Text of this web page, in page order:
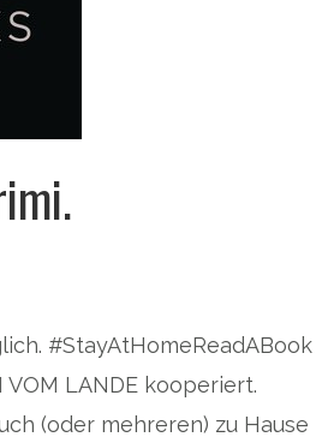
#StayAtHomeReadABook
LANDE kooperiert.
(oder mehreren) zu Hause